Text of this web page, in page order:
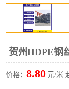
贺州HDPE钢
价格： 8.80 元/米